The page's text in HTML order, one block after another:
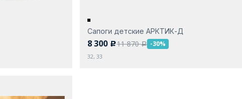
Сапоги детские АРКТИК-Д
8 300 c11 870a -30%
32, 33